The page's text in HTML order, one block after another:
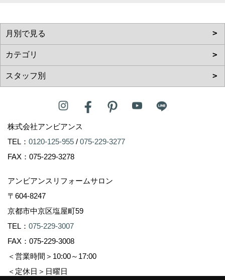
株式会社アンビアンス
TEL： 0120-125-955 / 075-229-3277
FAX：075-229-3278
アンビアンスリフォームサロン
〒604-8247
京都市中京区塩屋町59
TEL： 075-229-3007
FAX：075-229-3008
＜営業時間＞10:00～17:00
＜定休日＞日曜日